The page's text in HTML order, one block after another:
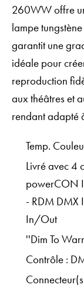
260WW offre
lampe
garantit une
idéale pour
reproduction
aux théâtres et
rendant adapté
Temp.
Livré avec 4
powerCON
- RDM
In/Out
''Dim To
Contrôle :